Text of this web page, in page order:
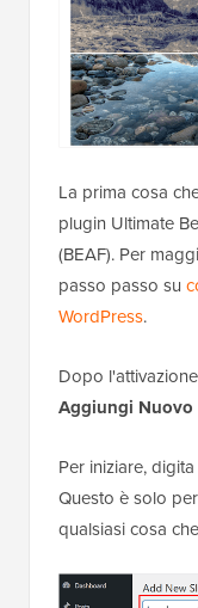
La prima cosa
plugin Ultimate
(BEAF). Per
passo passo su
WordPress.
Dopo
Aggiungi Nuovo
Per iniziare,
Questo è solo
qualsiasi cosa